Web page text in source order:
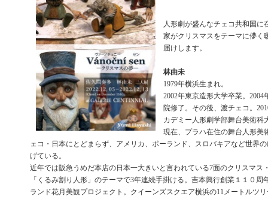
人形劇が盛んなチェコ共和国に
家がクリスマスをテーマに儚く
届けします。
林由未
1979年横浜生まれ。
2002年東京造形大学卒業。2004
院修了。その後、渡チェコ。
カデミー人形劇学部舞台美術科
現在、プラハ在住の舞台人形美
ェコ・日本にとどまらず、アメリカ、ポーランド、スロバキアなど世界
げている。
近年では阪急うめだ本店の日本一大きいと言われている7面のクリスマス
「くるみ割り人形」のテーマで3年連続手掛ける。吉本興行創業１１０周
ランド花月美観プロジェクト。クイーンズスクエア横浜の11メートルツ